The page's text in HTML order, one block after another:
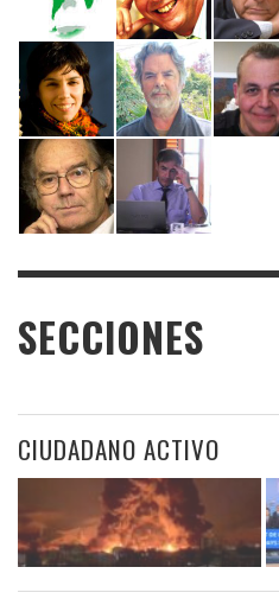
SECCIONES
CIUDADANO ACTIVO